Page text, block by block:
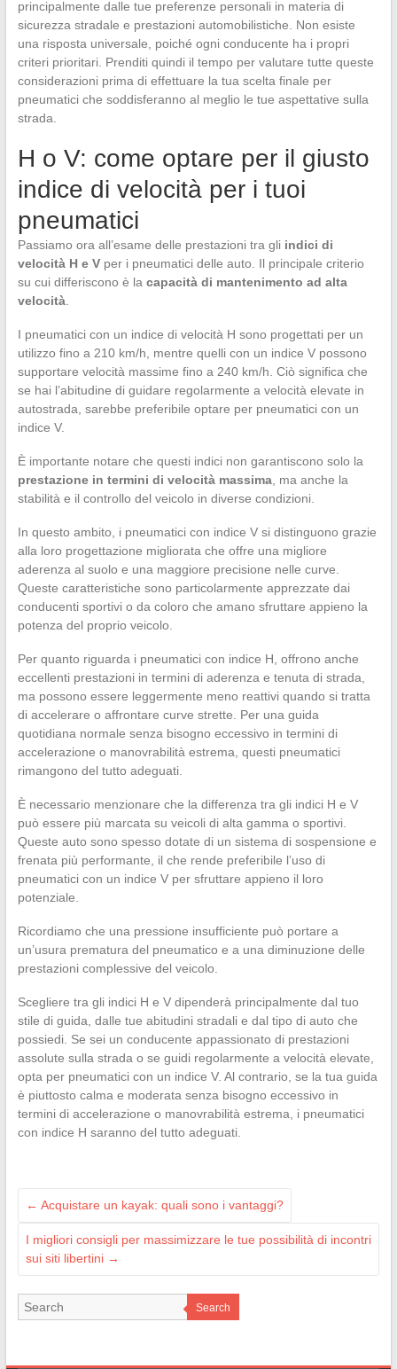
principalmente dalle tue preferenze personali in materia di
sicurezza stradale e prestazioni automobilistiche. Non esiste
una risposta universale, poiché ogni conducente ha i propri
criteri prioritari. Prenditi quindi il tempo per valutare tutte queste
considerazioni prima di effettuare la tua scelta finale per
pneumatici che soddisferanno al meglio le tue aspettative sulla
strada.
H o V: come optare per il giusto
indice di velocità per i tuoi
pneumatici
Passiamo ora all’esame delle prestazioni tra gli indici di
velocità H e Vper i pneumatici delle auto. Il principale criterio
su cui differiscono è la capacità di mantenimento ad alta
velocità.
I pneumatici con un indice di velocità H sono progettati per un
utilizzo fino a 210 km/h, mentre quelli con un indice V possono
supportare velocità massime fino a 240 km/h. Ciò significa che
se hai l’abitudine di guidare regolarmente a velocità elevate in
autostrada, sarebbe preferibile optare per pneumatici con un
indice V.
È importante notare che questi indici non garantiscono solo la
prestazione in termini di velocità massima, ma anche la
stabilità e il controllo del veicolo in diverse condizioni.
In questo ambito, i pneumatici con indice V si distinguono grazie
alla loro progettazione migliorata che offre una migliore
aderenza al suolo e una maggiore precisione nelle curve.
Queste caratteristiche sono particolarmente apprezzate dai
conducenti sportivi o da coloro che amano sfruttare appieno la
potenza del proprio veicolo.
Per quanto riguarda i pneumatici con indice H, offrono anche
eccellenti prestazioni in termini di aderenza e tenuta di strada,
ma possono essere leggermente meno reattivi quando si tratta
di accelerare o affrontare curve strette. Per una guida
quotidiana normale senza bisogno eccessivo in termini di
accelerazione o manovrabilità estrema, questi pneumatici
rimangono del tutto adeguati.
È necessario menzionare che la differenza tra gli indici H e V
può essere più marcata su veicoli di alta gamma o sportivi.
Queste auto sono spesso dotate di un sistema di sospensione e
frenata più performante, il che rende preferibile l’uso di
pneumatici con un indice V per sfruttare appieno il loro
potenziale.
Ricordiamo che una pressione insufficiente può portare a
un’usura prematura del pneumatico e a una diminuzione delle
prestazioni complessive del veicolo.
Scegliere tra gli indici H e V dipenderà principalmente dal tuo
stile di guida, dalle tue abitudini stradali e dal tipo di auto che
possiedi. Se sei un conducente appassionato di prestazioni
assolute sulla strada o se guidi regolarmente a velocità elevate,
opta per pneumatici con un indice V. Al contrario, se la tua guida
è piuttosto calma e moderata senza bisogno eccessivo in
termini di accelerazione o manovrabilità estrema, i pneumatici
con indice H saranno del tutto adeguati.
← Acquistare un kayak: quali sono i vantaggi?
I migliori consigli per massimizzare le tue possibilità di incontri
sui siti libertini →
Search